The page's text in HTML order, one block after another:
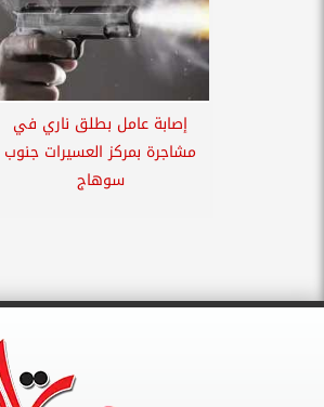
إصابة عامل بطلق ناري في
مشاجرة بمركز العسيرات جنوب
سوهاج